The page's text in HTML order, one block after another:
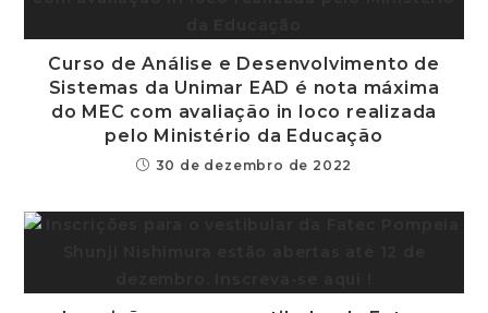
Curso de Análise e Desenvolvimento de
Sistemas da Unimar EAD é nota máxima
do MEC com avaliação in loco realizada
pelo Ministério da Educação
30 de dezembro de 2022